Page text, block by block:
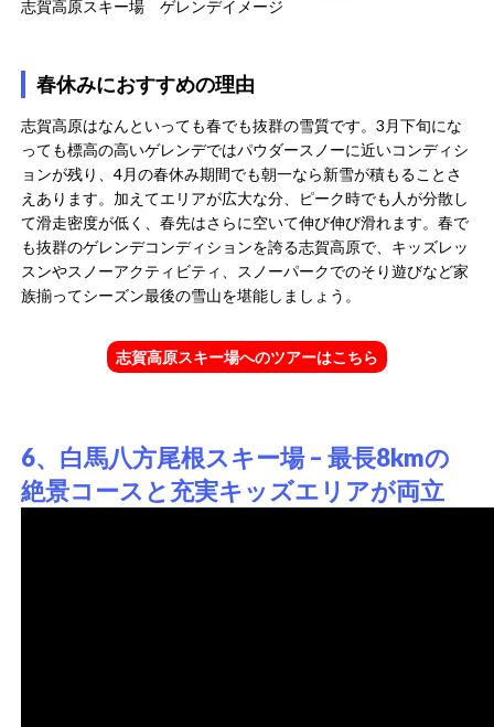
志賀高原スキー場 ゲレンデイメージ
春休みにおすすめの理由
志賀高原はなんといっても春でも抜群の雪質です。3月下旬にな
っても標高の高いゲレンデではパウダースノーに近いコンディシ
ョンが残り​、4月の春休み期間でも朝一なら新雪が積もることさ
えあります。加えてエリアが広大な分、ピーク時でも人が分散し
て滑走密度が低く、春先はさらに空いて伸び伸び滑れます。春で
も抜群のゲレンデコンディションを誇る志賀高原で、キッズレッ
スンやスノーアクティビティ、スノーパークでのそり遊びなど家
族揃ってシーズン最後の雪山を堪能しましょう。
志賀高原スキー場へのツアーはこちら
6、白馬八方尾根スキー場 – 最長8kmの
絶景コースと充実キッズエリアが両立